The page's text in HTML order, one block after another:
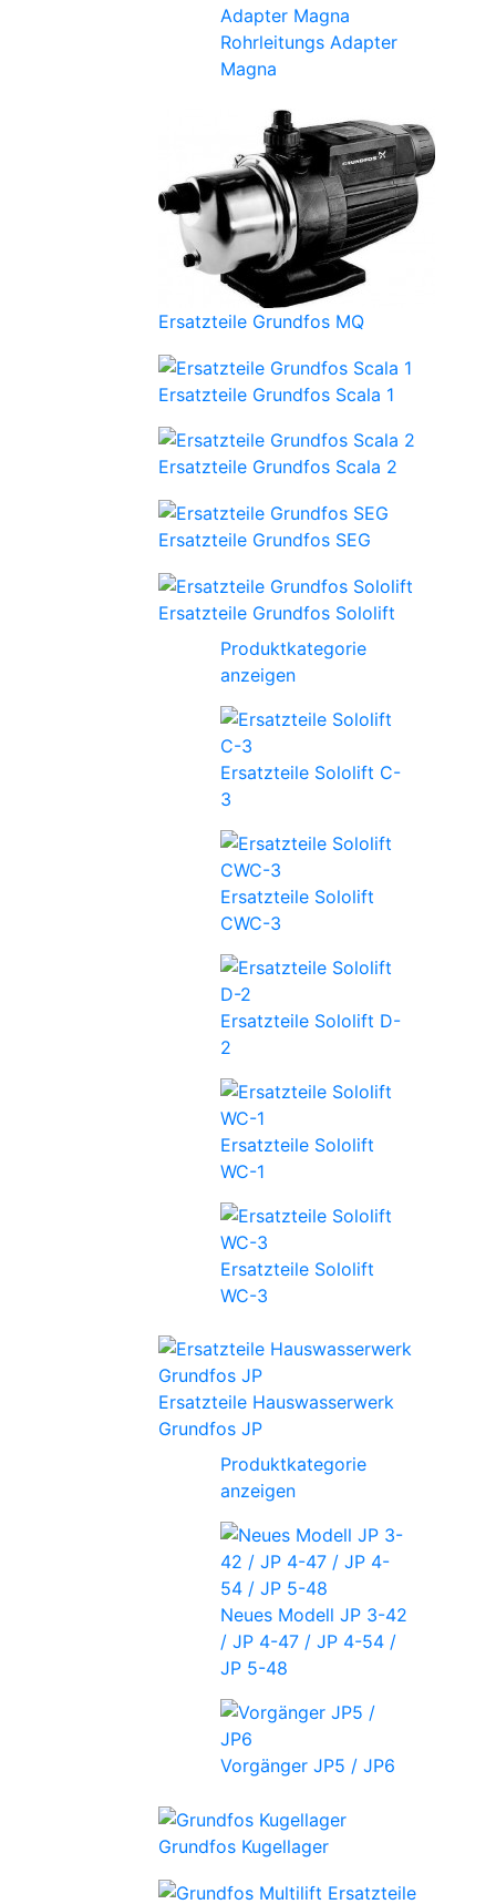
Rohrleitungs Adapter
Magna
Ersatzteile Grundfos MQ
Ersatzteile Grundfos Scala 1
Ersatzteile Grundfos Scala 2
Ersatzteile Grundfos SEG
Ersatzteile Grundfos Sololift
Produktkategorie
anzeigen
Ersatzteile Sololift C-
3
Ersatzteile Sololift
CWC-3
Ersatzteile Sololift D-
2
Ersatzteile Sololift
WC-1
Ersatzteile Sololift
WC-3
Ersatzteile Hauswasserwerk
Grundfos JP
Produktkategorie
anzeigen
Neues Modell JP 3-42
/ JP 4-47 / JP 4-54 /
JP 5-48
Vorgänger JP5 / JP6
Grundfos Kugellager